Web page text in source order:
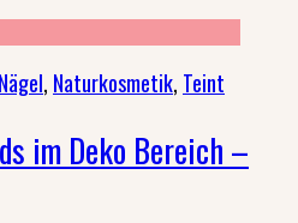
Nägel, Naturkosmetik, Teint
im Deko Bereich –